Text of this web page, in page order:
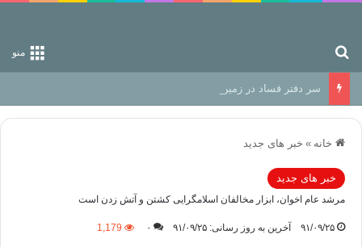
منو
سر دفتر فساد در زمین‌، دوری وکناره‌گیری از راه خداست‌!
خانه » خبر های جدید
خبر های جدید
مرشد عام اخوان، ابزار مخالفان اسلامگرایی کشتن و آتش زدن است
۹۱/۰۹/۲۵ آخرین به روز رسانی: ۹۱/۰۹/۲۵ ۰ 1,179